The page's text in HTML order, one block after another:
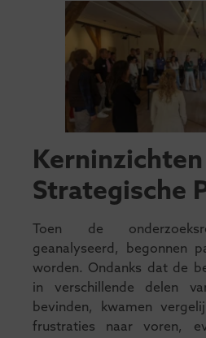
Strategische
Toen de
geanalyseerd, begonnen
worden. Ondanks dat de
in verschillende delen
bevinden, kwamen
frustraties naar voren,